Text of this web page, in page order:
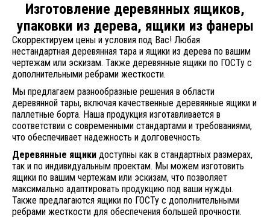
Изготовление деревянных ящиков,
упаковки из дерева, ящики из фанеры
Скорректируем цены и условия под Вас! Любая
нестандартная деревянная тара и ящики из дерева по вашим
чертежам или эскизам. Также деревянные ящики по ГОСТу с
дополнительными ребрами жесткости.
Мы предлагаем разнообразные решения в области
деревянной тары, включая качественные деревянные ящики и
паллетные борта. Наша продукция изготавливается в
соответствии с современными стандартами и требованиями,
что обеспечивает надежность и долговечность.
Деревянные ящики доступны как в стандартных размерах,
так и по индивидуальным проектам. Мы можем изготовить
ящики по вашим чертежам или эскизам, что позволяет
максимально адаптировать продукцию под ваши нужды.
Также предлагаются ящики по ГОСТу с дополнительными
ребрами жесткости для обеспечения большей прочности.